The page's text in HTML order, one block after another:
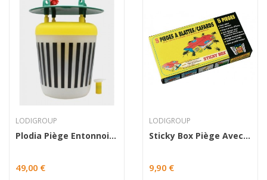
LODIGROUP
Plodia Piège Entonnoir Complet
49,00 €
LODIGROUP
Sticky Box Piège Avec Attractif Alimentaire
9,90 €